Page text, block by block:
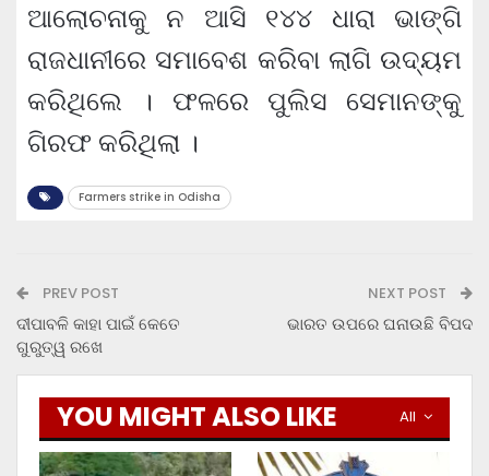
ଆଲୋଚନାକୁ ନ ଆସି ୧୪୪ ଧାରା ଭାଙ୍ଗି
ରାଜଧାନୀରେ ସମାବେଶ କରିବା ଲାଗି ଉଦ୍ୟମ
କରିଥିଲେ । ଫଳରେ ପୁଲିସ ସେମାନଙ୍କୁ
ଗିରଫ କରିଥିଲା ।
Farmers strike in Odisha
PREV POST
ଦୀପାବଳି କାହା ପାଇଁ କେତେ
ଗୁରୁତ୍ୱ ରଖେ
NEXT POST
ଭାରତ ଉପରେ ଘନାଉଛି ବିପଦ
All
YOU MIGHT ALSO LIKE